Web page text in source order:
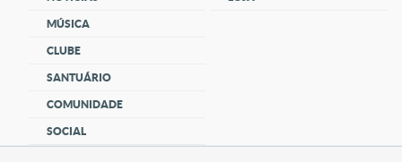
MÚSICA
CLUBE
SANTUÁRIO
COMUNIDADE
SOCIAL